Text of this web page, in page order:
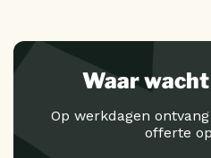
Waar
Op werkdagen
offerte